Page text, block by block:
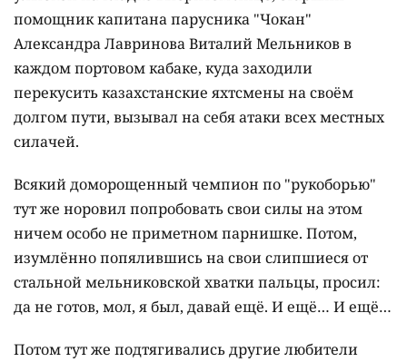
помощник капитана парусника "Чокан"
Александра Лавринова Виталий Мельников в
каждом портовом кабаке, куда заходили
перекусить казахстанские яхтсмены на своём
долгом пути, вызывал на себя атаки всех местных
силачей.
Всякий доморощенный чемпион по "рукоборью"
тут же норовил попробовать свои силы на этом
ничем особо не приметном парнишке. Потом,
изумлённо попялившись на свои слипшиеся от
стальной мельниковской хватки пальцы, просил:
да не готов, мол, я был, давай ещё. И ещё… И ещё…
Потом тут же подтягивались другие любители